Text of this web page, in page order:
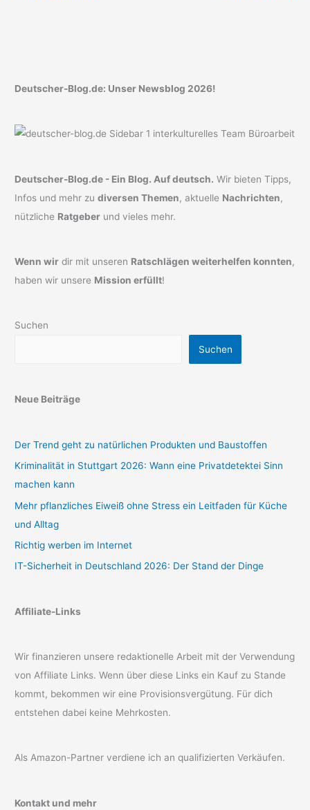
Deutscher-Blog.de: Unser Newsblog 2026!
Deutscher-Blog.de - Ein Blog. Auf deutsch. Wir bieten Tipps,
Infos und mehr zudiversen Themen, aktuelle Nachrichten,
nützliche Ratgeber und vieles mehr.
Wenn wir dir mit unseren Ratschlägen weiterhelfen konnten,
haben wir unsere Mission erfüllt!
Suchen
Suchen
Neue Beiträge
Der Trend geht zu natürlichen Produkten und Baustoffen
Kriminalität in Stuttgart 2026: Wann eine Privatdetektei Sinn
machen kann
Mehr pflanzliches Eiweiß ohne Stress ein Leitfaden für Küche
und Alltag
Richtig werben im Internet
IT-Sicherheit in Deutschland 2026: Der Stand der Dinge
Affiliate-Links
Wir finanzieren unsere redaktionelle Arbeit mit der Verwendung
von Affiliate Links. Wenn über diese Links ein Kauf zu Stande
kommt, bekommen wir eine Provisionsvergütung. Für dich
entstehen dabei keine Mehrkosten.
Als Amazon-Partner verdiene ich an qualifizierten Verkäufen.
Kontakt und mehr